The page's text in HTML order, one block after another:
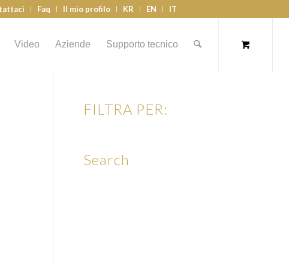
Faq Il mio profilo KR EN IT
Video Aziende Supporto tecnico
FILTRA PER:
Search